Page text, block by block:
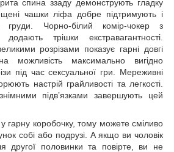
спина ззаду демонструють гладку
чашки ліфа добре підтримують і
груди. Чорно-білий комір-чокер з
трішки екстравагантності.
розрізами показує гарні довгі
можливість максимально вигідно
під час сексуальної гри. Мереживні
настрій грайливості та легкості.
підв’язками завершують цей
гарну коробочку, тому можете сміливо
собі або подрузі. А якщо ви чоловік
другої половинки та повірте, ви не